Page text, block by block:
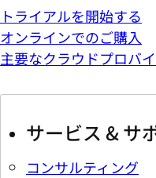
トライアルを開始する
オンラインでのご購入
主要なクラウドプロバ
サービス & サ
コンサルティング